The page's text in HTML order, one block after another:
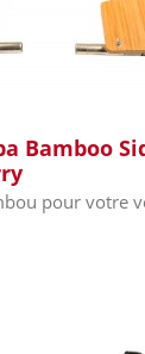
Bamboo
pour votre